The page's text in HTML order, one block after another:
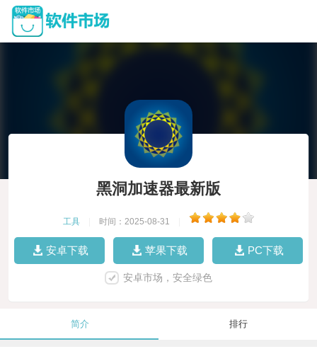
黑洞加速器最新版
工具 时间：2025-08-31
安卓下载 苹果下载 PC下载
安卓市场，安全绿色
简介 排行